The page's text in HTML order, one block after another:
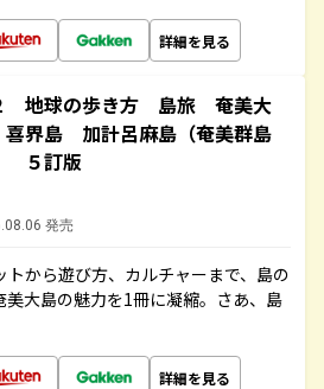
詳細を見る
地球の歩き方 島旅 奄美大
界島 加計呂麻島（奄美群島
５訂版
発売
から遊び方、カルチャーまで、島の
大島の魅力を1冊に凝縮。さあ、島
詳細を見る